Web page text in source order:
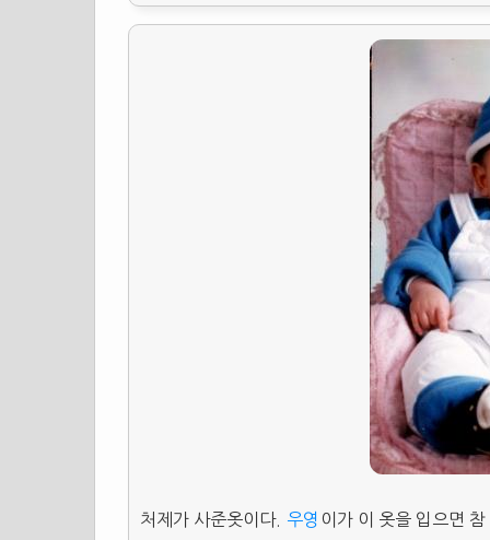
처제가 사준옷이다. 우영 이가 이 옷을 입으면